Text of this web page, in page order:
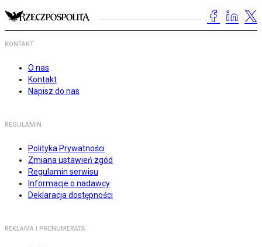
KONTAKT
O nas
Kontakt
Napisz do nas
REGULAMIN
Polityka Prywatności
Zmiana ustawień zgód
Regulamin serwisu
Informacje o nadawcy
Deklaracja dostępności
REKLAMA I PRENUMERATA